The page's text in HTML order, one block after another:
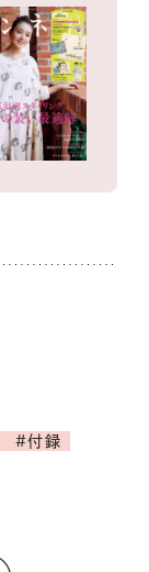
#付録